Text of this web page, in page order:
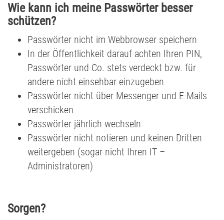
Wie kann ich meine Passwörter besser
schützen?
Passwörter nicht im Webbrowser speichern
In der Öffentlichkeit darauf achten Ihren PIN,
Passwörter und Co. stets verdeckt bzw. für
andere nicht einsehbar einzugeben
Passwörter nicht über Messenger und E-Mails
verschicken
Passwörter jährlich wechseln
Passwörter nicht notieren und keinen Dritten
weitergeben (sogar nicht Ihren IT –
Administratoren)
Sorgen?